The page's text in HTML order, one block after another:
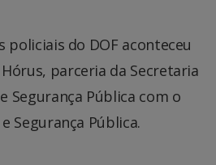
policiais do DOF aconteceu
parceria da Secretaria
Segurança Pública com o
Segurança Pública.